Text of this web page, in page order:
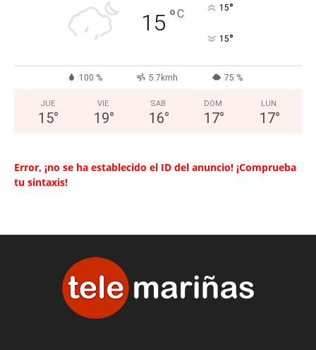
15 °C 15°
15°
100 % 5.7kmh 75 %
JUE
15°
VIE
19°
SAB
16°
DOM
17°
LUN
17°
Error, ¡no se ha establecido el ID del anuncio! ¡Comprueba
tu sintaxis!